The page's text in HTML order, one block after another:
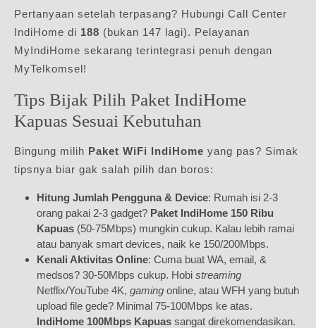
Pertanyaan setelah terpasang? Hubungi Call Center
IndiHome di 188 (bukan 147 lagi). Pelayanan
MyIndiHome sekarang terintegrasi penuh dengan
MyTelkomsel!
Tips Bijak Pilih Paket IndiHome
Kapuas Sesuai Kebutuhan
Bingung milih Paket WiFi IndiHome yang pas? Simak
tipsnya biar gak salah pilih dan boros:
Hitung Jumlah Pengguna & Device: Rumah isi 2-3
orang pakai 2-3 gadget? Paket IndiHome 150 Ribu
Kapuas (50-75Mbps) mungkin cukup. Kalau lebih ramai
atau banyak smart devices, naik ke 150/200Mbps.
Kenali Aktivitas Online: Cuma buat WA, email, &
medsos? 30-50Mbps cukup. Hobi streaming
Netflix/YouTube 4K, gaming online, atau WFH yang butuh
upload file gede? Minimal 75-100Mbps ke atas.
IndiHome 100Mbps Kapuas sangat direkomendasikan.